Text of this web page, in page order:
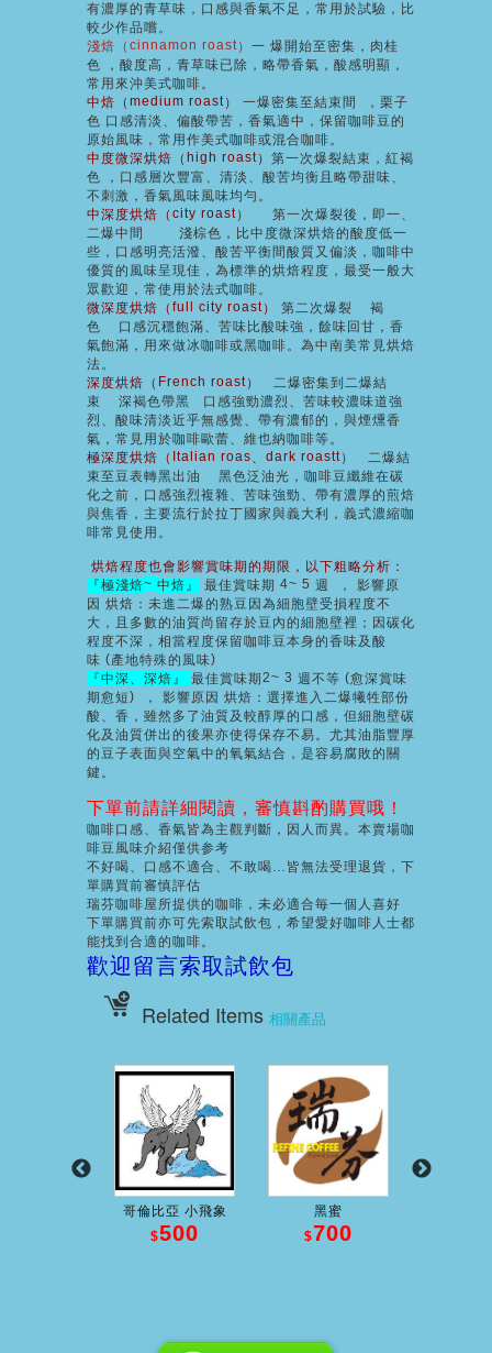
有濃厚的青草味，口感與香氣不足，常用於試驗，比
較少作品嚐。
淺焙（ cinnamon roast） 一 爆開始至密集 ， 肉桂
色
， 酸度高，青草味已除，略帶香氣，酸感明顯，
常用來沖美式咖啡。
中焙（ medium roast） 一爆密集至結束間 ， 栗子
色 口感清淡、偏酸帶苦，香氣適中，保留咖啡豆的
原始風味，常用作美式咖啡或混合咖啡。
中度微深烘焙（ high roast） 第一次爆裂結束 ， 紅褐
色
， 口感層次豐富、清淡、酸苦均衡且略帶甜味、
不刺激，香氣風味風味均勻。
中深度烘焙（ city roast）
第一次爆裂後，即一、
二爆中間
淺棕色 ， 比中度微深烘焙的酸度低一
些，口感明亮活潑、酸苦平衡間酸質又偏淡，咖啡中
優質的風味呈現佳，為標準的烘焙程度，最受一般大
眾歡迎，常使用於法式咖啡。
微深度烘焙（ full city roast） 第二次爆裂
褐
色
口感沉穩飽滿、苦味比酸味強，餘味回甘，香
氣飽滿，用來做冰咖啡或黑咖啡。為中南美常見烘焙
法。
深度烘焙（ French roast）
二爆密集到二爆結
束
深褐色帶黑
口感強勁濃烈、苦味較濃味道強
烈、酸味清淡近乎無感覺、帶有濃郁的 ， 與煙燻香
氣，常見用於咖啡歐蕾、維也納咖啡等。
極深度烘焙（ Italian roas、 dark roastt）
二爆結
束至豆表轉黑出油
黑色泛油光 ， 咖啡豆纖維在碳
化之前，口感強烈複雜、苦味強勁、帶有濃厚的煎焙
與焦香，主要流行於拉丁國家與義大利，義式濃縮咖
啡常見使用。
烘焙程度也會影響賞味期的期限，以下粗略分析：
『極淺焙~ 中焙』 最佳賞味期 4~ 5 週 ，
影響原
因 烘焙： 未進二爆的熟豆因為細胞壁受損程度不
大，且多數的油質尚留存於豆內的細胞壁裡；因碳化
程度不深，相當程度保留咖啡豆本身的香味及酸
味 (產地特殊的風味)
『中深、深焙』
最佳賞味期 2~ 3 週不等 (愈深賞味
期愈短) ， 影響原因 烘焙： 選擇進入二爆犧牲部份
酸、香，雖然多了油質及較醇厚的口感，但細胞壁碳
化及油質併出的後果亦使得保存不易。尤其油脂豐厚
的豆子表面與空氣中的氧氣結合，是容易腐敗的關
鍵。
下單前請詳細閱讀，審慎斟酌購買哦！
咖啡口感、香氣皆為主觀判斷，因人而異。本賣場咖
啡豆風味介紹僅供参考
不好喝、口感不適合、不敢喝…皆無法受理退貨，下
單購買前審慎評估
瑞芬咖啡屋所提供的咖啡，未必適合毎一個人喜好
下單購買前亦可先索取試飲包，希望愛好咖啡人士都
能找到合適的咖啡。
歡迎留言索取試飲包
Related Items 相關產品
哥倫比亞 小飛象
$500
黑蜜
$700